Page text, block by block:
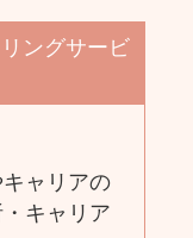
ングサービ
ャリアの
キャリア